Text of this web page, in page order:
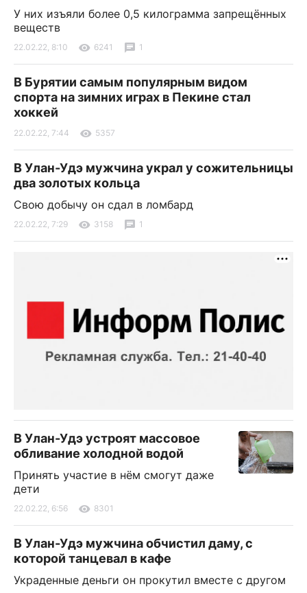
У них изъяли более 0,5 килограмма запрещённых
веществ
22.02.22, 8:10 6241 1
В Бурятии самым популярным видом
спорта на зимних играх в Пекине стал
хоккей
22.02.22, 7:44 5357
В Улан-Удэ мужчина украл у сожительницы
два золотых кольца
Свою добычу он сдал в ломбард
22.02.22, 7:29 3158 1
В Улан-Удэ устроят массовое
обливание холодной водой
Принять участие в нём смогут даже
дети
22.02.22, 6:56 8301
В Улан-Удэ мужчина обчистил даму, с
которой танцевал в кафе
Украденные деньги он прокутил вместе с другом